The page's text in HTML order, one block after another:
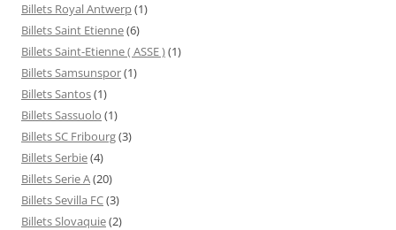
Billets Royal Antwerp(1)
Billets Saint Etienne(6)
Billets Saint-Etienne ( ASSE )(1)
Billets Samsunspor(1)
Billets Santos(1)
Billets Sassuolo (1)
Billets SC Fribourg(3)
Billets Serbie(4)
Billets Serie A(20)
Billets Sevilla FC(3)
Billets Slovaquie(2)